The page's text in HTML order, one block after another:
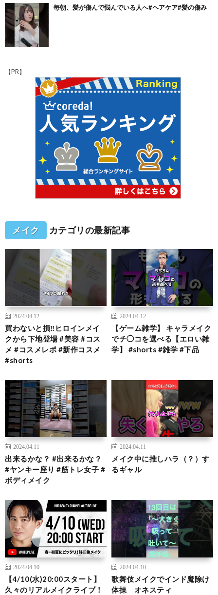
毎朝、髪が傷んで悩んでいる人へ#ヘアケア#髪の傷み
【PR】
メイク カテゴリの最新記事
2024.04.12
買わないと損‼️ヒロインメイ
クから下地登場 #美容 #コス
メ #コスメレポ #新作コスメ
#shorts
2024.04.12
【ゲーム雑学】 キャラメイク
でチ◯コを選べる【エロい雑
学】 #shorts #雑学 #下品
2024.04.11
出来るかな？ #出来るかな？
#ヤンキー座り #筋トレ女子 #
ボディメイク
2024.04.11
メイク中に推しハラ（？）す
るギャル
2024.04.10
【4/10(水)20:00スタート】
久々のリアルメイクライブ！
2024.04.10
歌舞伎メイクでインド魔除け
体操 オネスティ